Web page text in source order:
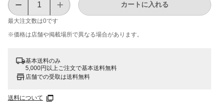
最大注文数は0です
カートに入れる
※価格は​店舗や​掲載場所で​異なる​場合が​あります。
基本送料のみ
5,000円以上ご注文で基本送料無料
店舗での受取は送料無料
送料について